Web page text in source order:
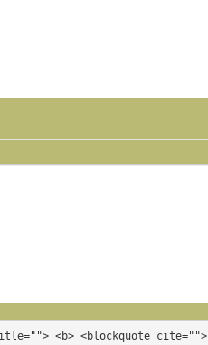
<b> <blockquote cite="">